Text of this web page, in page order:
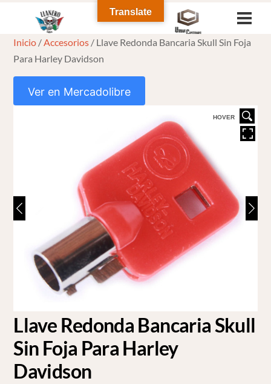
content
Inicio /Accesorios / Llave Redonda Bancaria Skull Sin Foja
Para Harley Davidson
Ver en Mercadolibre
HOVER
Llave Redonda Bancaria Skull
Sin Foja Para Harley
Davidson
Translate